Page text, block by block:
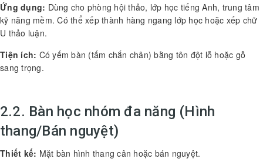
Ứng dụng: Dùng cho phòng hội thảo, lớp học tiếng Anh, trung tâm
kỹ năng mềm. Có thể xếp thành hàng ngang lớp học hoặc xếp chữ
U thảo luận.
Tiện ích: Có yếm bàn (tấm chắn chân) bằng tôn đột lỗ hoặc gỗ
sang trọng.
2.2. Bàn học nhóm đa năng (Hình
thang/Bán nguyệt)
Thiết kế: Mặt bàn hình thang cân hoặc bán nguyệt.